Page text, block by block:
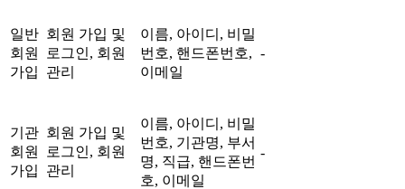
일반
회원
가입
회원 가입 및
로그인, 회원
관리
이름, 아이디, 비밀
번호, 핸드폰번호,
이메일
-
기관
회원
가입
회원 가입 및
로그인, 회원
관리
이름, 아이디, 비밀
번호, 기관명, 부서
명, 직급, 핸드폰번
호, 이메일
-